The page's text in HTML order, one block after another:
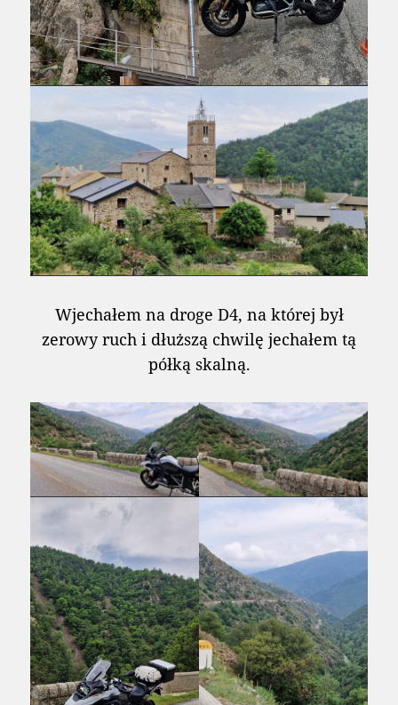
Wjechałem na droge D4, na której był
zerowy ruch i dłuższą chwilę jechałem tą
półką skalną.